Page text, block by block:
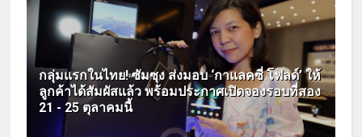
กลุ่มแรกในไทย! ซัมซุง ส่งมอบ ‘กาแลคซี่ โฟลด์’ ให้
ลูกค้าได้สัมผัสแล้ว พร้อมประกาศเปิดจองรอบที่สอง
21 - 25 ตุลาคมนี้